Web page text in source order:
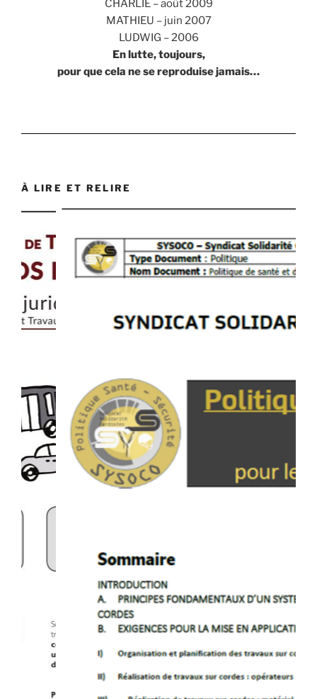
CHARLIE – août 2009
MATHIEU – juin 2007
LUDWIG – 2006
En lutte, toujours,
pour que cela ne se reproduise jamais…
À LIRE ET RELIRE